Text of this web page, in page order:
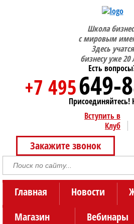
Школа
с мировым
Здесь учатся
бизнесу уже 20
Есть
+7 495649-
Присоединяйтесь!
Вступить в
Клуб
Закажите звонок
Главная Новости
Магазин
Вебинары